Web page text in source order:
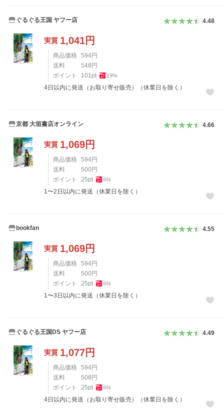
ぐるぐる王国 ヤフー店 4.48
実質 1,041円
商品価格 594円
送料
548 円
ポイント
101pt 19%
4日以内に発送（お取り寄せ販売）（休業日を除く）
京都 大垣書店オンライン 4.66
実質 1,069円
商品価格 594円
送料
500 円
ポイント
25pt 5%
1〜2日以内に発送（休業日を除く）
bookfan 4.55
実質 1,069円
商品価格 594円
送料
500 円
ポイント
25pt 5%
1〜3日以内に発送（休業日を除く）
ぐるぐる王国DS ヤフー店 4.49
実質 1,077円
商品価格 594円
送料
508 円
ポイント
25pt 5%
4日以内に発送（お取り寄せ販売）（休業日を除く）